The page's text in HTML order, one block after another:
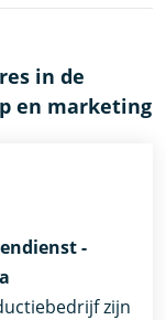
in de
en marketing
-
zijn